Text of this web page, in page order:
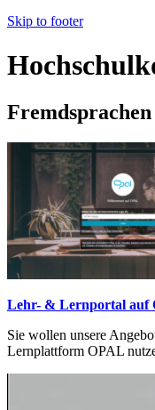
Skip to footer
Lehr- & Lernportal auf
Sie wollen unsere
Lernplattform OPAL